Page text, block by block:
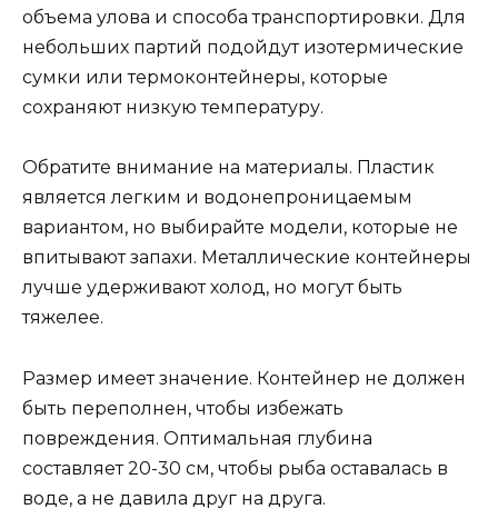
объема улова и способа транспортировки. Для
небольших партий подойдут изотермические
сумки или термоконтейнеры, которые
сохраняют низкую температуру.
Обратите внимание на материалы. Пластик
является легким и водонепроницаемым
вариантом, но выбирайте модели, которые не
впитывают запахи. Металлические контейнеры
лучше удерживают холод, но могут быть
тяжелее.
Размер имеет значение. Контейнер не должен
быть переполнен, чтобы избежать
повреждения. Оптимальная глубина
составляет 20-30 см, чтобы рыба оставалась в
воде, а не давила друг на друга.